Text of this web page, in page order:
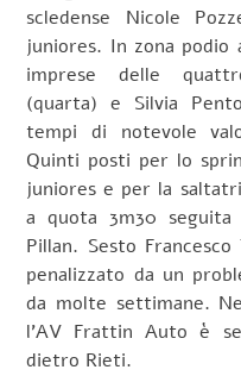
scledense Nicole
juniores. In zona podio
imprese delle
(quarta) e Silvia
tempi di notevole
Quinti posti per lo
juniores e per la
a quota 3m30
Pillan. Sesto
penalizzato da un
da molte settimane.
l’AV Frattin Auto è
dietro Rieti.